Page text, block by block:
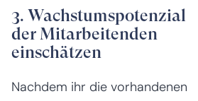
3. Wachstumspotenzial
der Mitarbeitenden
einschätzen
Nachdem ihr die vorhandenen